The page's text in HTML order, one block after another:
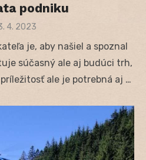
podniku
4. 2023
je, aby našiel a spoznal
súčasný ale aj budúci trh,
ale je potrebná aj …